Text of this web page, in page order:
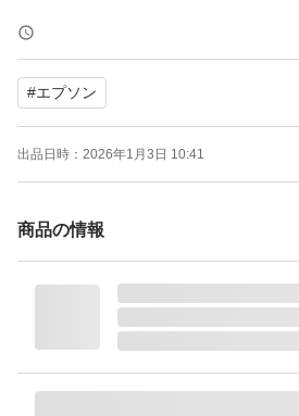
#エプソン
出品日時： 2026年1月3日 10:41
商品の情報